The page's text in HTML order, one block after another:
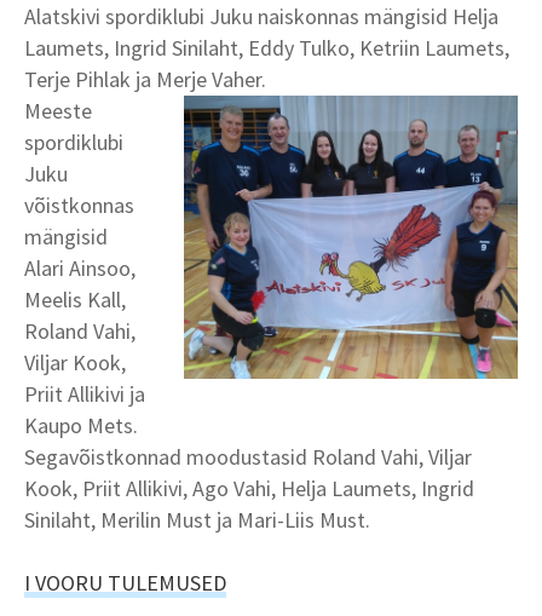
Alatskivi spordiklubi Juku naiskonnas mängisid Helja
Laumets, Ingrid Sinilaht, Eddy Tulko, Ketriin Laumets,
Terje Pihlak ja Merje Vaher.
Meeste
spordiklubi
Juku
võistkonnas
mängisid
Alari Ainsoo,
Meelis Kall,
Roland Vahi,
Viljar Kook,
Priit Allikivi ja
Kaupo Mets.
Segavõistkonnad moodustasid Roland Vahi, Viljar
Kook, Priit Allikivi, Ago Vahi, Helja Laumets, Ingrid
Sinilaht, Merilin Must ja Mari-Liis Must.
I VOORU TULEMUSED